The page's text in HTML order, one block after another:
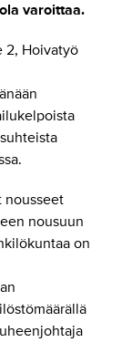
varoittaa.
2, Hoivatyö
nousseet
nousuun
on